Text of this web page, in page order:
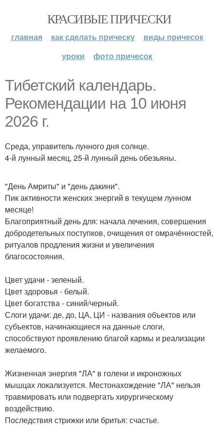
КРАСИВЫЕ ПРИЧЕСКИ
главная как сделать прическу
виды причесок
уроки
фото причесок
Тибетский календарь.
Рекомендации на 10 июня
2026 г.
Среда, управитель лунного дня солнце.
4-й лунный месяц, 25-й лунный день обезьяны.
"День Амриты" и "день дакини".
Пик активности женских энергий в текущем лунном
месяце!
Благоприятный день для: начала лечения, совершения
добродетельных поступков, очищения от омрачённостей,
ритуалов продления жизни и увеличения
благосостояния.
Цвет удачи - зеленый.
Цвет здоровья - белый.
Цвет богатства - синий/черный.
Слоги удачи: де, до, ЦА, ЦИ - названия объектов или
субъектов, начинающиеся на данные слоги,
способствуют проявлению благой кармы и реализации
желаемого.
Жизненная энергия "ЛА" в голени и икроножных
мышцах локализуется. Местонахождение "ЛА" нельзя
травмировать или подвергать хирургическому
воздействию.
Последствия стрижки или бритья: счастье.